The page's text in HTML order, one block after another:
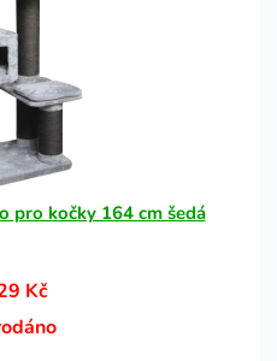
pro kočky 164 cm šedá
Kč